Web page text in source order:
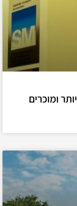
ומוכרים